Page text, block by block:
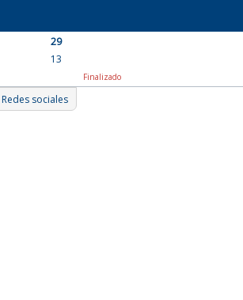
29
13
Finalizado
Redes sociales